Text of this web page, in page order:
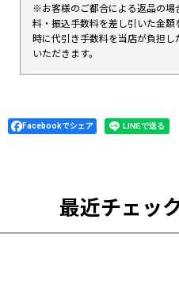
※お客様のご都合による返品の場
料・振込手数料を差し引いた金
時に代引き手数料を当店が負担
いただきます。
Facebookでシェア
最近チェッ